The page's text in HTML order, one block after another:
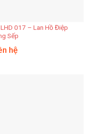
017 – Lan Hồ Điệp
Sếp
hệ